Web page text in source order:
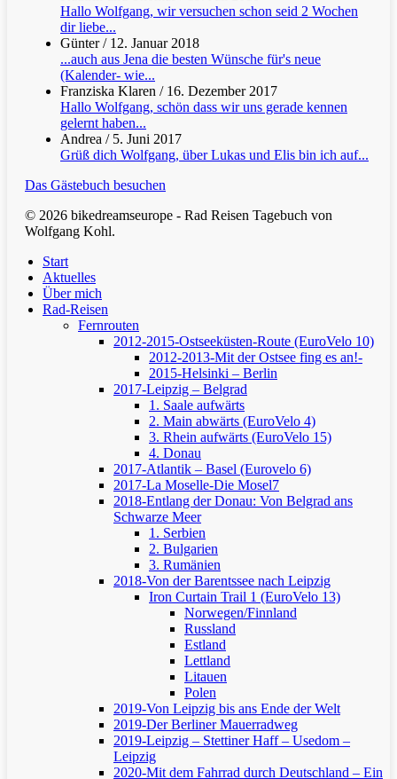
Hallo Wolfgang, wir versuchen schon seid 2 Wochen
dir liebe...
Günter/ 12. Januar 2018
...auch aus Jena die besten Wünsche für's neue
(Kalender- wie...
Franziska Klaren / 16. Dezember 2017
Hallo Wolfgang, schön dass wir uns gerade kennen
gelernt haben...
Andrea / 5. Juni 2017
Grüß dich Wolfgang, über Lukas und Elis bin ich auf...
Das Gästebuch besuchen
© 2026 bikedreamseurope - Rad Reisen Tagebuch von
Wolfgang Kohl.
Start
Aktuelles
Über mich
Rad-Reisen
Fernrouten
2012-2015-Ostseeküsten-Route (EuroVelo 10)
2012-2013-Mit der Ostsee fing es an!-
2015-Helsinki – Berlin
2017-Leipzig – Belgrad
1. Saale aufwärts
2. Main abwärts (EuroVelo 4)
3. Rhein aufwärts (EuroVelo 15)
4. Donau
2017-Atlantik – Basel (Eurovelo 6)
2017-La Moselle-Die Mosel7
2018-Entlang der Donau: Von Belgrad ans
Schwarze Meer
1. Serbien
2. Bulgarien
3. Rumänien
2018-Von der Barentssee nach Leipzig
Iron Curtain Trail 1 (EuroVelo 13)
Norwegen/Finnland
Russland
Estland
Lettland
Litauen
Polen
2019-Von Leipzig bis ans Ende der Welt
2019-Der Berliner Mauerradweg
2019-Leipzig – Stettiner Haff – Usedom –
Leipzig
2020-Mit dem Fahrrad durch Deutschland – Ein